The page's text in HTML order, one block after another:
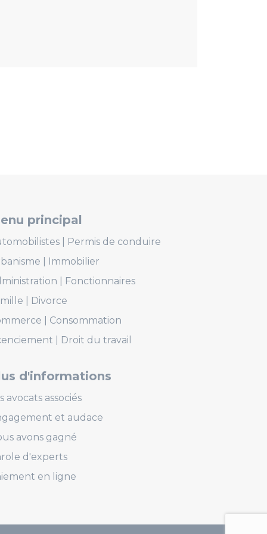
principal
Permis de conduire
Immobilier
Fonctionnaires
Divorce
Consommation
Droit du travail
d'informations
avocats associés
et audace
avons gagné
d'experts
en ligne